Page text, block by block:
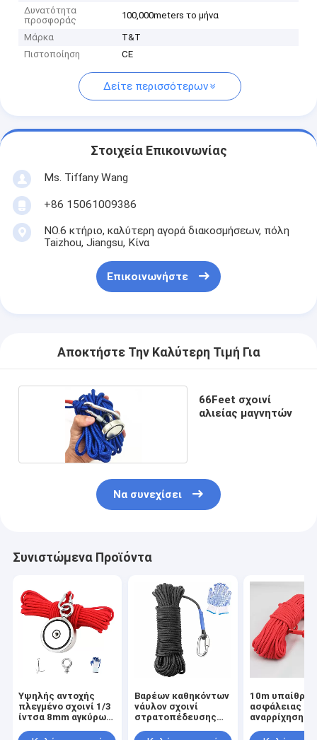
Δυνατότητα
προσφοράς
100,000meters το μήνα
Μάρκα
T&T
Πιστοποίηση
CE
Δείτε περισσότερων
Στοιχεία Επικοινωνίας
Ms. Tiffany Wang
+86 15061009386
NO.6 κτήριο, καλύτερη αγορά διακοσμήσεων, πόλη
Taizhou, Jiangsu, Κίνα
Επικοινωνήστε
Αποκτήστε Την Καλύτερη Τιμή Για
66Feet σχοινί
αλιείας μαγνητών
Να συνεχίσει
Συνιστώμενα Προϊόντα
Υψηλής αντοχής
πλεγμένο σχοινί 1/3
ίντσα 8mm αγκύρων
Βαρέων καθηκόντων
νάυλον σχοινί
στρατοπέδευσης
10m υπαίθριο
ασφάλειας
αναρρίχησης